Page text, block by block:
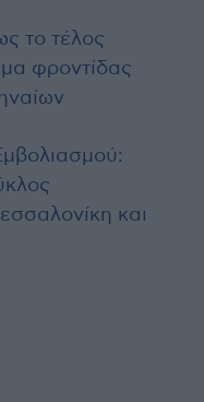
το τέλος
φροντίδας
και